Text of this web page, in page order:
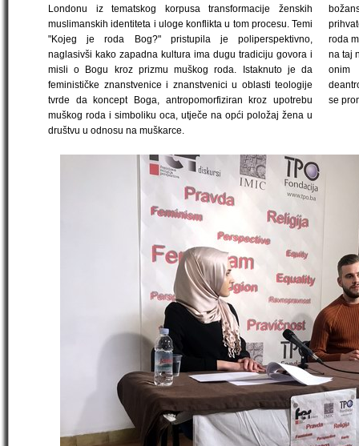
Londonu iz tematskog korpusa transformacije ženskih
muslimanskih identiteta i uloge konflikta u tom procesu. Temi
"Kojeg je roda Bog?" pristupila je poliperspektivno,
naglasivši kako zapadna kultura ima dugu tradiciju govora i
misli o Bogu kroz prizmu muškog roda. Istaknuto je da
feminističke znanstvenice i znanstvenici u oblasti teologije
tvrde da koncept Boga, antropomorfiziran kroz upotrebu
muškog roda i simboliku oca, utječe na opći položaj žena u
društvu u odnosu na muškarce.
roda
na taj
se